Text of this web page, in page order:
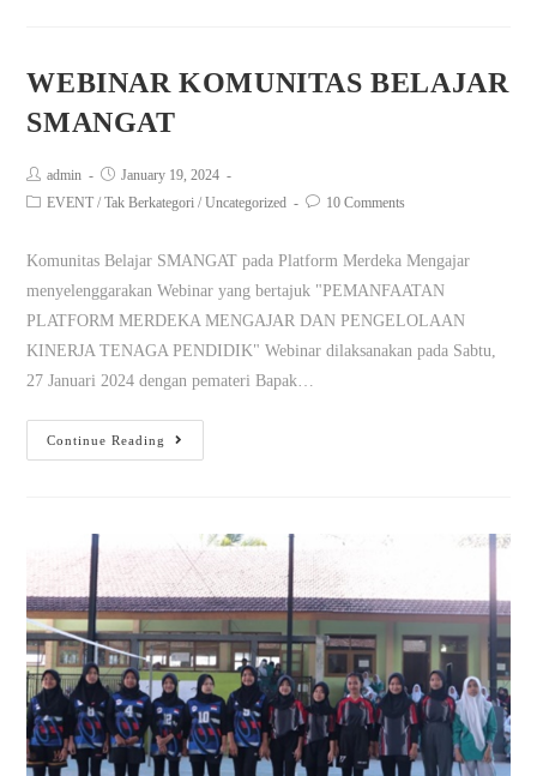
WEBINAR KOMUNITAS BELAJAR
SMANGAT
admin
January 19, 2024
EVENT / Tak Berkategori / Uncategorized 10 Comments
Komunitas Belajar SMANGAT pada Platform Merdeka Mengajar
menyelenggarakan Webinar yang bertajuk "PEMANFAATAN
PLATFORM MERDEKA MENGAJAR DAN PENGELOLAAN
KINERJA TENAGA PENDIDIK" Webinar dilaksanakan pada Sabtu,
27 Januari 2024 dengan pemateri Bapak…
Continue Reading